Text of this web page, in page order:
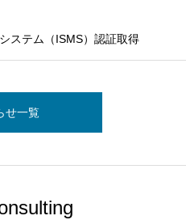
ステム（ISMS）認証取得
せ一覧